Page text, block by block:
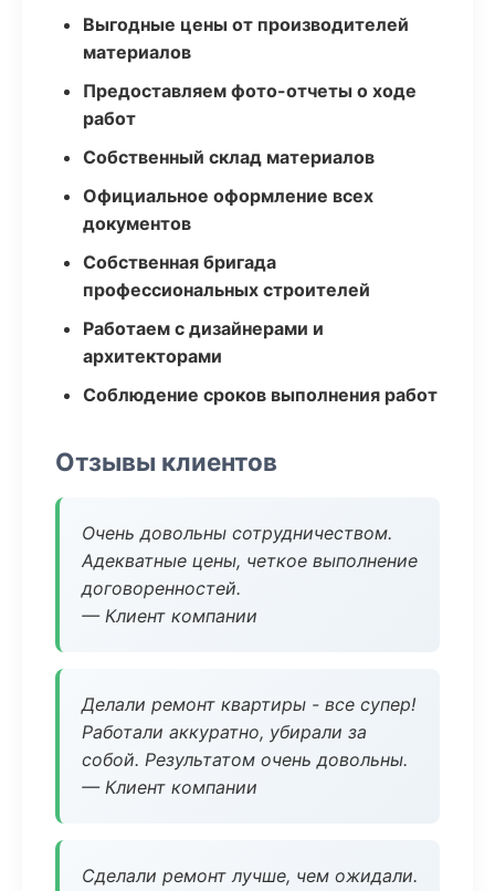
Выгодные цены от производителей
материалов
Предоставляем фото-отчеты о ходе
работ
Собственный склад материалов
Официальное оформление всех
документов
Собственная бригада
профессиональных строителей
Работаем с дизайнерами и
архитекторами
Соблюдение сроков выполнения работ
Отзывы клиентов
Очень довольны сотрудничеством.
Адекватные цены, четкое выполнение
договоренностей.
— Клиент компании
Делали ремонт квартиры - все супер!
Работали аккуратно, убирали за
собой. Результатом очень довольны.
— Клиент компании
Сделали ремонт лучше, чем ожидали.